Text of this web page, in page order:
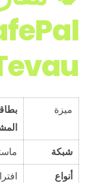
ميزة
شبكة
أنواع